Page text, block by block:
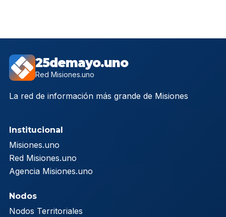
25demayo.uno
Red Misiones.uno
La red de información más grande de Misiones
Institucional
Misiones.uno
Red Misiones.uno
Agencia Misiones.uno
Nodos
Nodos Territoriales